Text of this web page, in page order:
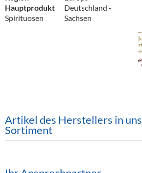
Termine
Bier
Verpackung
Deutschland -
Sachsen
Hauptprodukt
Spirituosen
Artikel des Herstellers in
Sortiment